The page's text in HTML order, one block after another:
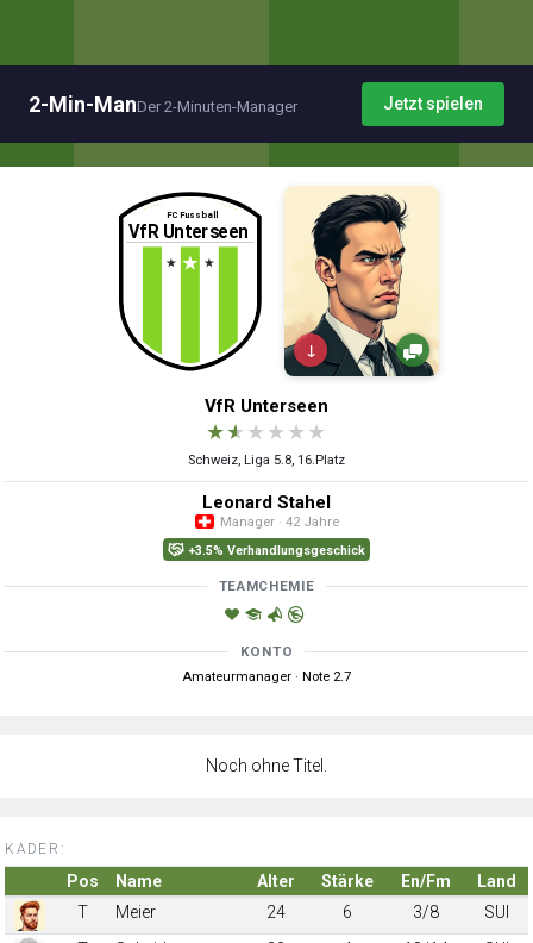
2-Min-ManDer 2-Minuten-Manager Jetzt spielen
↓
VfR Unterseen
★★ ★ ★ ★ ★
Schweiz, Liga 5.8, 16.Platz
Leonard Stahel
Manager · 42 Jahre
+3.5% Verhandlungsgeschick
TEAMCHEMIE
KONTO
Amateurmanager · Note 2.7
Noch ohne Titel.
KADER:
Pos Name Alter Stärke En/Fm
Land
T
Meier 24 6 3/8 SUI